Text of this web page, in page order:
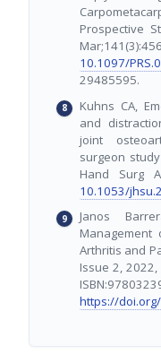
Prospective
10.1097/
29485595.
Kuhns CA,
and
joint
surgeon
Hand Surg
10.1053/
Janos
Management
Arthritis and
Issue 2,
https://